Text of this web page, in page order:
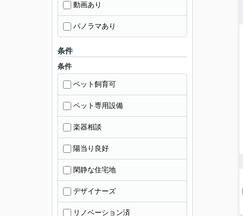
動画あり
パノラマあり
条件
条件
ペット飼育可
ペット専用設備
楽器相談
陽当り良好
閑静な住宅地
デザイナーズ
リノベーション済